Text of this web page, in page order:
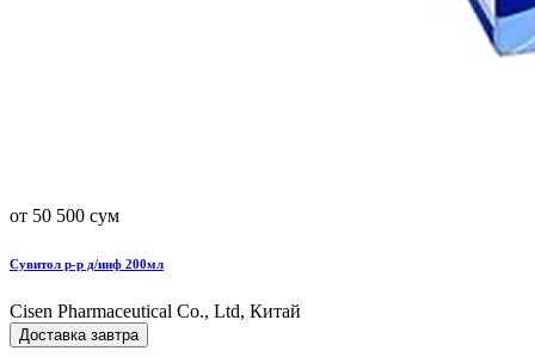
от 50 500 сум
Сувитол р-р д/инф 200мл
Cisen Pharmaceutical Co., Ltd, Китай
Доставка завтра